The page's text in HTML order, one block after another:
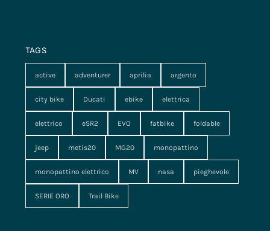
TAGS
active adventurer aprilia argento
city bike Ducati ebike elettrica
elettrico eSR2 EVO fatbike foldable
jeep metis20 MG20 monopattino
monopattino elettrico MV nasa pieghevole
SERIE ORO Trail Bike